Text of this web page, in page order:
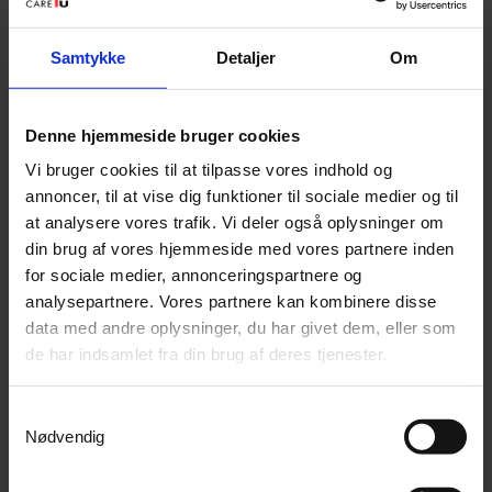
Samtykke Detaljer Om
Denne hjemmeside bruger cookies
Vi bruger cookies til at tilpasse vores indhold og
annoncer, til at vise dig funktioner til sociale medier og til
at analysere vores trafik. Vi deler også oplysninger om
din brug af vores hjemmeside med vores partnere inden
for sociale medier, annonceringspartnere og
analysepartnere. Vores partnere kan kombinere disse
data med andre oplysninger, du har givet dem, eller som
de har indsamlet fra din brug af deres tjenester.
Nødvendig
yderligere
Handler du en massagestol fra os, garanterer vi at
den er godt kørerende som minimum i de første 2 år
uden yderligere omkostninger for dig.
Skulle der opstå problemer med massagestolen,
sørger vores landsdækkende serviceafdeling for at
give dig et visit og løse problemet. Du skal hverken
tænke på reparation- eller transportudgifter, vi
sørger for at komme hjem til dig og løse problemet
på din adresse.
eller udstillingsmodel. Du har 2 års reklamationsret